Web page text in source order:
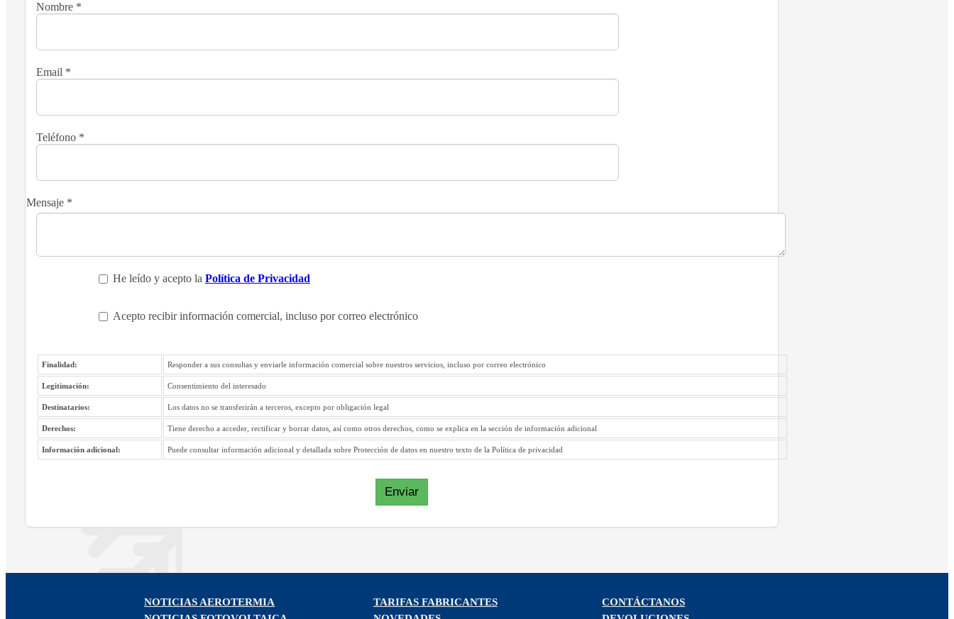
Nombre *
Email *
Teléfono *
Mensaje *
He leído y acepto la Política de Privacidad
Acepto recibir información comercial, incluso por correo electrónico
Finalidad: Responder a sus consultas y enviarle información comercial sobre nuestros servicios, incluso por correo electrónico
Legitimación: Consentimiento del interesado
Destinatarios: Los datos no se transferirán a terceros, excepto por obligación legal
Derechos: Tiene derecho a acceder, rectificar y borrar datos, así como otros derechos, como se explica en la sección de información adicional
Información adicional: Puede consultar información adicional y detallada sobre Protección de datos en nuestro texto de la Política de privacidad
Enviar
NOTICIAS AEROTERMIA
TARIFAS FABRICANTES
CONTÁCTANOS